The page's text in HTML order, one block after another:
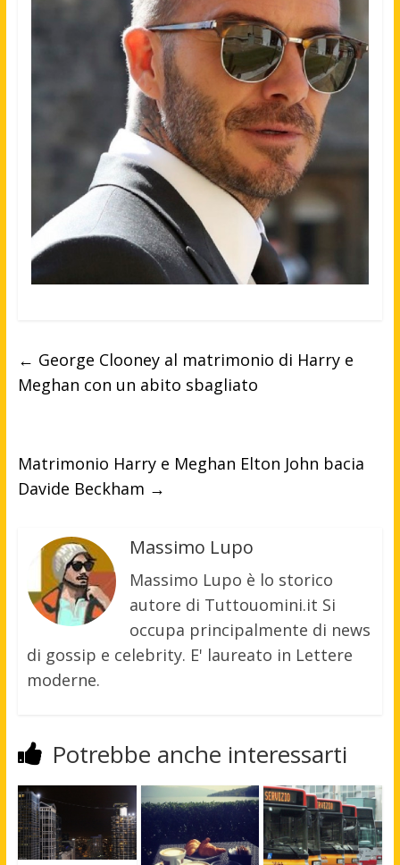
← George Clooney al matrimonio di Harry e
Meghan con un abito sbagliato
Matrimonio Harry e Meghan Elton John bacia
Davide Beckham →
Massimo Lupo
Massimo Lupo è lo storico
autore di Tuttouomini.it Si
occupa principalmente di news
di gossip e celebrity. E' laureato in Lettere
moderne.
Potrebbe anche interessarti